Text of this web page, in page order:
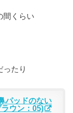
間くらい
たり
パッドのない
ウン：05)